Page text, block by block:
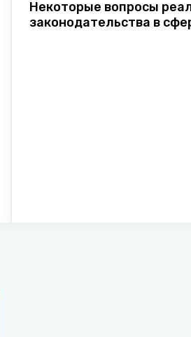
Некоторые вопросы
законодательства в